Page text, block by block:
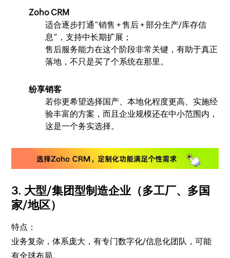
Zoho CRM
适合逐步打通“销售 + 售后 + 部分生产/库存信
息”，支持中长期扩展；
售后服务能力在这个阶段非常关键，有助于真正
落地，不只是买了个系统在那里。
纷享销客
若你更希望选择国产、本地化程度更高、实施经
验丰富的方案，而且企业规模还在中小范围内，
这是一个务实选择。
3. 大型/集团型制造企业（多工厂、多国
家/地区）
特点：
业务复杂，体系庞大，有专门数字化/信息化团队，可能
有全球布局。